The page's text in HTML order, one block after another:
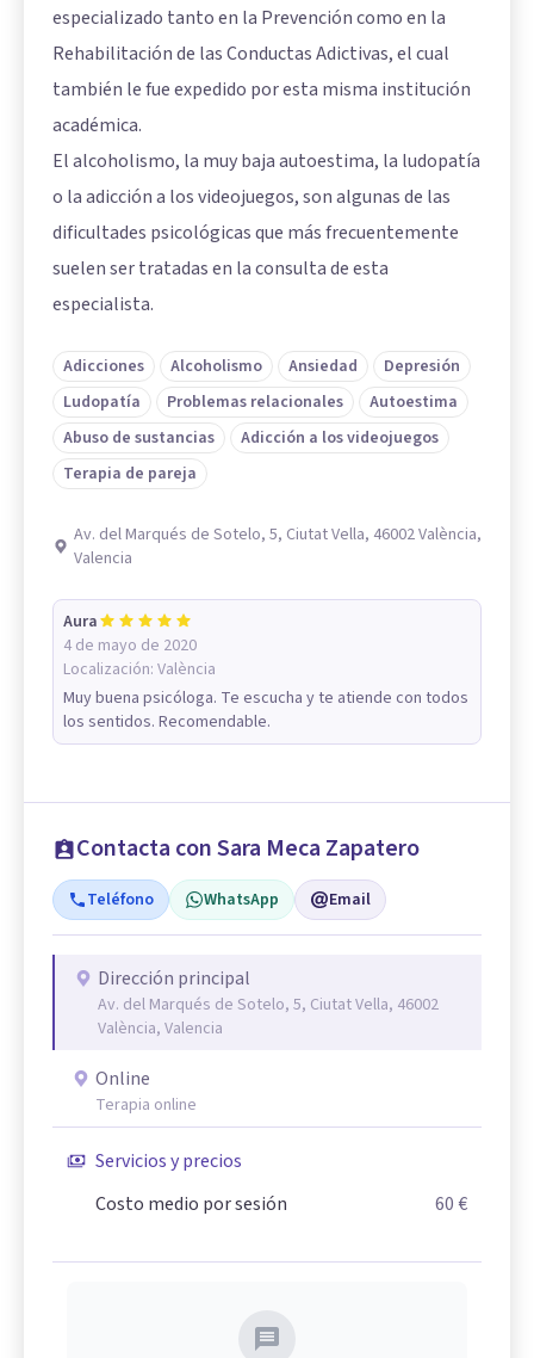
especializado tanto en la Prevención como en la
Rehabilitación de las Conductas Adictivas, el cual
también le fue expedido por esta misma institución
académica.
El alcoholismo, la muy baja autoestima, la ludopatía
o la adicción a los videojuegos, son algunas de las
dificultades psicológicas que más frecuentemente
suelen ser tratadas en la consulta de esta
especialista.
Adicciones Alcoholismo Ansiedad
Depresión
Ludopatía
Problemas relacionales
Autoestima
Abuso de sustancias
Adicción a los videojuegos
Terapia de pareja
Av. del Marqués de Sotelo, 5, Ciutat Vella, 46002 València,
Valencia
Aura
4 de mayo de 2020
Localización: València
Muy buena psicóloga. Te escucha y te atiende con todos
los sentidos. Recomendable.
Contacta con Sara Meca Zapatero
Teléfono WhatsApp Email
Dirección principal
Av. del Marqués de Sotelo, 5, Ciutat Vella, 46002
València, Valencia
Online
Terapia online
Servicios y precios
Costo medio por sesión
60 €